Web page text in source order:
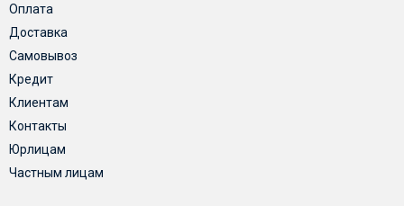
Оплата
Доставка
Самовывоз
Кредит
Клиентам
Контакты
Юрлицам
Частным лицам